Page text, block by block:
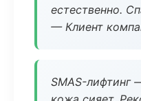
естественно.
— Клиент
SMAS-лифтинг